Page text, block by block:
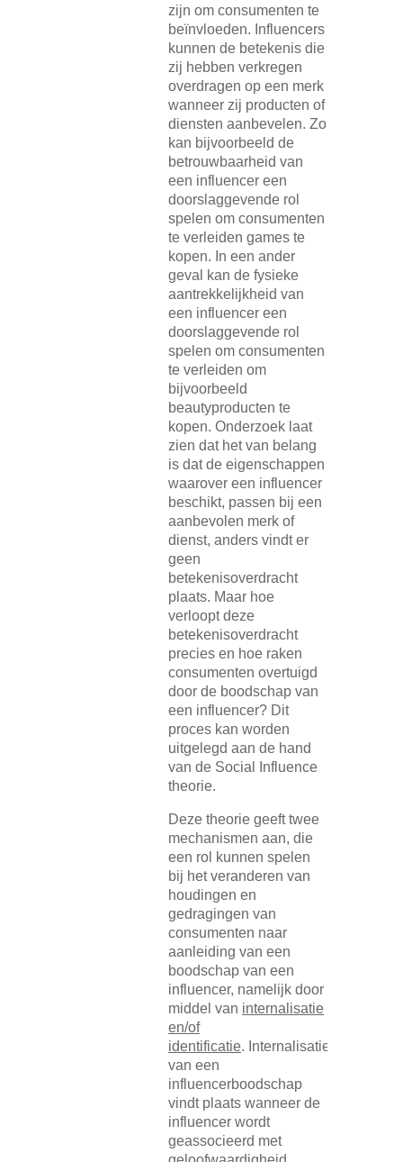
zijn om consumenten te
beïnvloeden. Influencers
kunnen de betekenis die
zij hebben verkregen
overdragen op een merk
wanneer zij producten of
diensten aanbevelen. Zo
kan bijvoorbeeld de
betrouwbaarheid van
een influencer een
doorslaggevende rol
spelen om consumenten
te verleiden games te
kopen. In een ander
geval kan de fysieke
aantrekkelijkheid van
een influencer een
doorslaggevende rol
spelen om consumenten
te verleiden om
bijvoorbeeld
beautyproducten te
kopen. Onderzoek laat
zien dat het van belang
is dat de eigenschappen
waarover een influencer
beschikt, passen bij een
aanbevolen merk of
dienst, anders vindt er
geen
betekenisoverdracht
plaats. Maar hoe
verloopt deze
betekenisoverdracht
precies en hoe raken
consumenten overtuigd
door de boodschap van
een influencer? Dit
proces kan worden
uitgelegd aan de hand
van de Social Influence
theorie.
Deze theorie geeft twee
mechanismen aan, die
een rol kunnen spelen
bij het veranderen van
houdingen en
gedragingen van
consumenten naar
aanleiding van een
boodschap van een
influencer, namelijk door
middel van internalisatie
en/of
identificatie. Internalisatie
van een
influencerboodschap
vindt plaats wanneer de
influencer wordt
geassocieerd met